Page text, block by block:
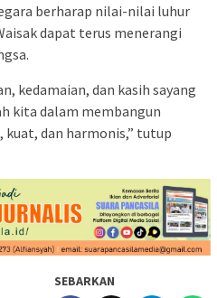
berharap nilai-nilai luhur
dapat terus menerangi
kedamaian, dan kasih sayang
kita dalam membangun
kuat, dan harmonis,” tutup
SEBARKAN